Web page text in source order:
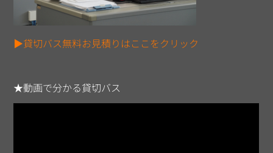
▶貸切バス無料お見積りはここをクリック
★動画で分かる貸切バス